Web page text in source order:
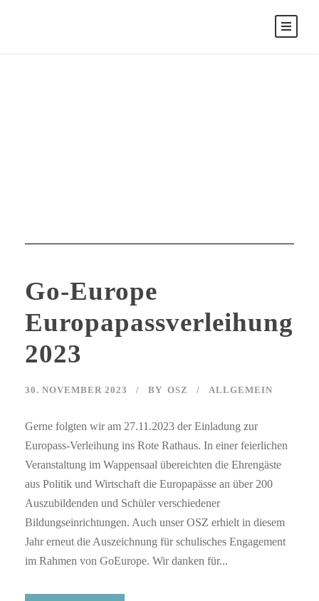
Go-Europe
Europapassverleihung
2023
30. NOVEMBER 2023 BY OSZ ALLGEMEIN
Gerne folgten wir am 27.11.2023 der Einladung zur
Europass-Verleihung ins Rote Rathaus. In einer feierlichen
Veranstaltung im Wappensaal übereichten die Ehrengäste
aus Politik und Wirtschaft die Europapässe an über 200
Auszubildenden und Schüler verschiedener
Bildungseinrichtungen. Auch unser OSZ erhielt in diesem
Jahr erneut die Auszeichnung für schulisches Engagement
im Rahmen von GoEurope. Wir danken für...